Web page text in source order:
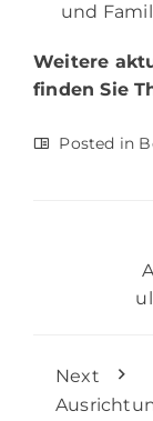
und
Weitere
finden Sie
Posted in
Next